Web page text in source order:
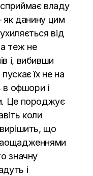
владу
як данину цим
від
теж не
і, вибивши
їх не на
в офшори і
Це породжує
коли
вирішить, що
значну
і